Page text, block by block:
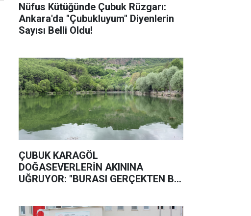
Nüfus Kütüğünde Çubuk Rüzgarı:
Ankara'da "Çubukluyum" Diyenlerin
Sayısı Belli Oldu!
ÇUBUK KARAGÖL
DOĞASEVERLERİN AKININA
UĞRUYOR: "BURASI GERÇEKTEN BİR